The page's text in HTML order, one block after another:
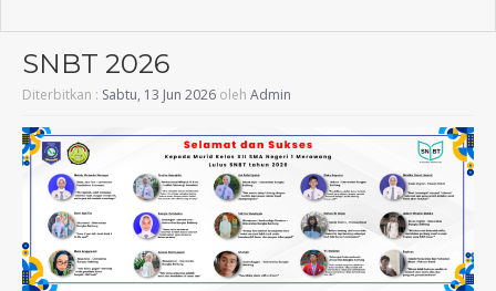
SNBT 2026
Diterbitkan : Sabtu, 13 Jun 2026 oleh Admin